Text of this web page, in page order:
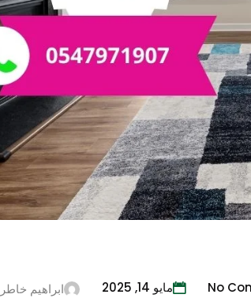
ابراهيم خاطر
مايو 14, 2025 No